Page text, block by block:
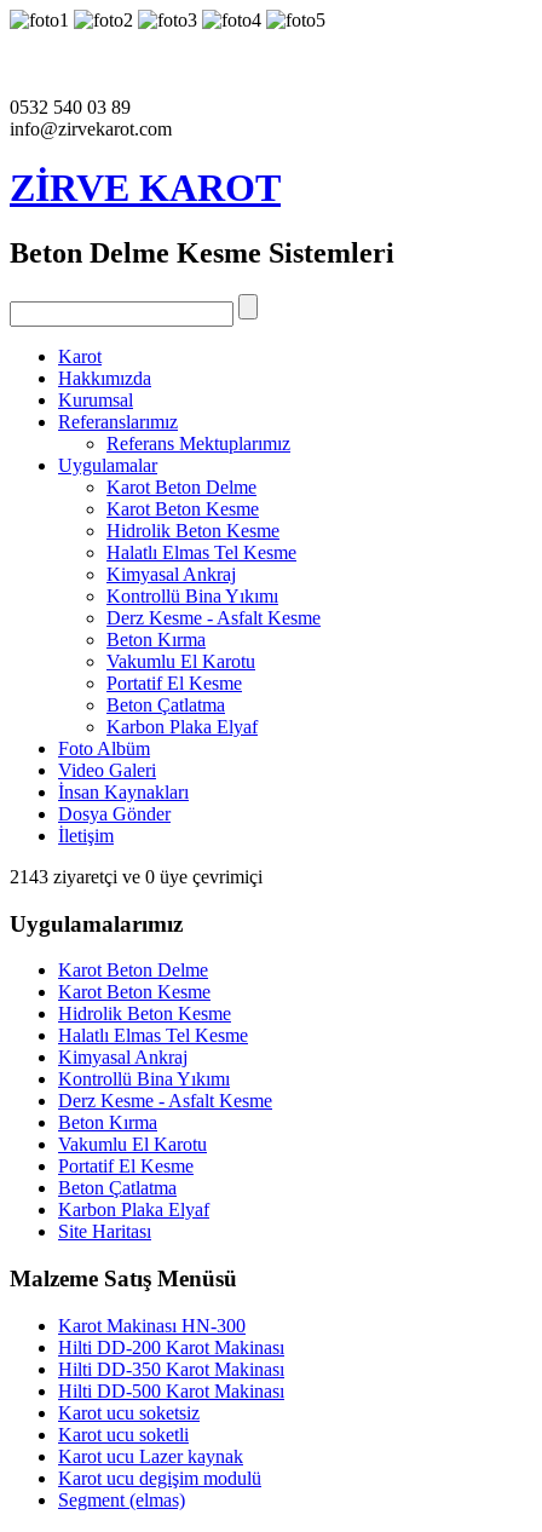
0532 540 03 89
info@zirvekarot.com
ZİRVE KAROT
Beton Delme Kesme Sistemleri
Karot
Hakkımızda
Kurumsal
Referanslarımız
Referans Mektuplarımız
Uygulamalar
Karot Beton Delme
Karot Beton Kesme
Hidrolik Beton Kesme
Halatlı Elmas Tel Kesme
Kimyasal Ankraj
Kontrollü Bina Yıkımı
Derz Kesme - Asfalt Kesme
Beton Kırma
Vakumlu El Karotu
Portatif El Kesme
Beton Çatlatma
Karbon Plaka Elyaf
Foto Albüm
Video Galeri
İnsan Kaynakları
Dosya Gönder
İletişim
2143 ziyaretçi ve 0 üye çevrimiçi
Uygulamalarımız
Karot Beton Delme
Karot Beton Kesme
Hidrolik Beton Kesme
Halatlı Elmas Tel Kesme
Kimyasal Ankraj
Kontrollü Bina Yıkımı
Derz Kesme - Asfalt Kesme
Beton Kırma
Vakumlu El Karotu
Portatif El Kesme
Beton Çatlatma
Karbon Plaka Elyaf
Site Haritası
Malzeme Satış Menüsü
Karot Makinası HN-300
Hilti DD-200 Karot Makinası
Hilti DD-350 Karot Makinası
Hilti DD-500 Karot Makinası
Karot ucu soketsiz
Karot ucu soketli
Karot ucu Lazer kaynak
Karot ucu degişim modulü
Segment (elmas)